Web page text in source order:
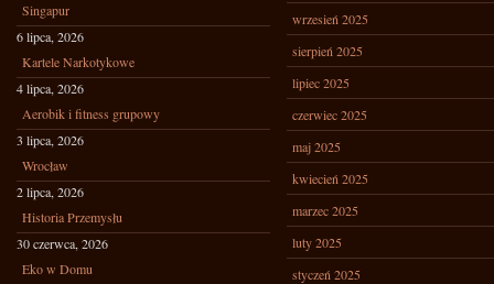
Singapur
6 lipca, 2026
Kartele Narkotykowe
4 lipca, 2026
Aerobik i fitness grupowy
3 lipca, 2026
Wrocław
2 lipca, 2026
Historia Przemysłu
30 czerwca, 2026
Eko w Domu
wrzesień 2025
sierpień 2025
lipiec 2025
czerwiec 2025
maj 2025
kwiecień 2025
marzec 2025
luty 2025
styczeń 2025